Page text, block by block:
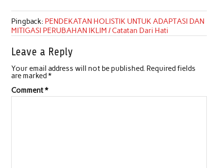
Pingback: PENDEKATAN HOLISTIK UNTUK ADAPTASI DAN
MITIGASI PERUBAHAN IKLIM / Catatan Dari Hati
Leave a Reply
Your email address will not be published. Required fields
are marked*
Comment*